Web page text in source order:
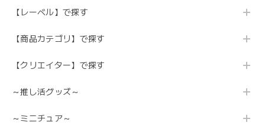
【レーベル】で探す
【商品カテゴリ】で探す
【クリエイター】で探す
～推し活グッズ～
～ミニチュア～